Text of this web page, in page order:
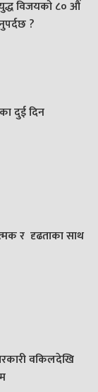
युद्ध विजयको ८० औं
?
दुई दिन
र दृढताका साथ
वकिलदेखि